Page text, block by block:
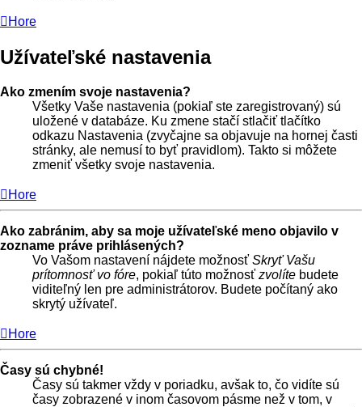
Hore
Užívateľské nastavenia
Ako zmením svoje nastavenia?
Všetky Vaše nastavenia (pokiaľ ste zaregistrovaný) sú
uložené v databáze. Ku zmene stačí stlačiť tlačítko
odkazu Nastavenia (zvyčajne sa objavuje na hornej časti
stránky, ale nemusí to byť pravidlom). Takto si môžete
zmeniť všetky svoje nastavenia.
Hore
Ako zabránim, aby sa moje užívateľské meno objavilo v
zozname práve prihlásených?
Vo Vašom nastavení nájdete možnosť Skryť Vašu
prítomnosť vo fóre, pokiaľ túto možnosť zvolíte budete
viditeľný len pre administrátorov. Budete počítaný ako
skrytý užívateľ.
Hore
Časy sú chybné!
Časy sú takmer vždy v poriadku, avšak to, čo vidíte sú
časy zobrazené v inom časovom pásme než v tom, v